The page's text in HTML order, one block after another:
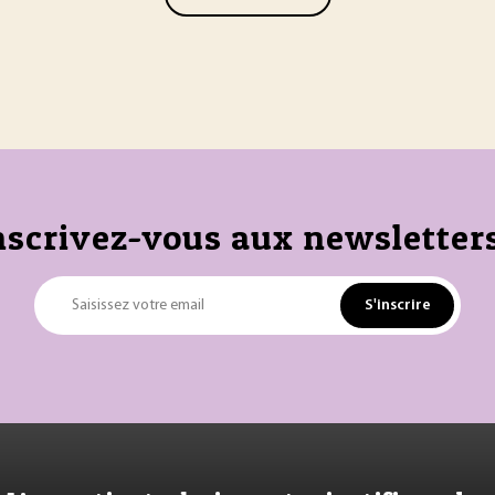
vous aux
Saisissez votre email S'inscrire